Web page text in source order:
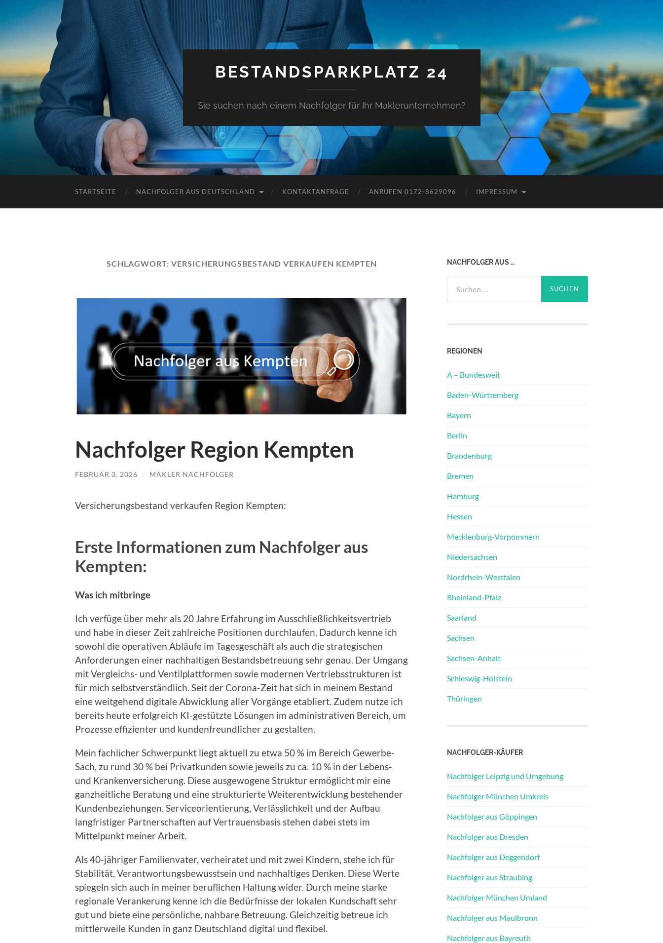
BESTANDSPARKPLATZ 24
Sie suchen nach einem Nachfolger für Ihr Maklerunternehmen?
STARTSEITE NACHFOLGER AUS DEUTSCHLAND KONTAKTANFRAGE ANRUFEN 0172-8629096 IMPRESSUM
SCHLAGWORT: VERSICHERUNGSBESTAND VERKAUFEN KEMPTEN
Nachfolger Region Kempten
FEBRUAR 3, 2026 / MAKLER NACHFOLGER
Versicherungsbestand verkaufen Region Kempten:
Erste Informationen zum Nachfolger aus
Kempten:
Was ich mitbringe
Ich verfüge über mehr als 20 Jahre Erfahrung im Ausschließlichkeitsvertrieb
und habe in dieser Zeit zahlreiche Positionen durchlaufen. Dadurch kenne ich
sowohl die operativen Abläufe im Tagesgeschäft als auch die strategischen
Anforderungen einer nachhaltigen Bestandsbetreuung sehr genau. Der Umgang
mit Vergleichs- und Ventilplattformen sowie modernen Vertriebsstrukturen ist
für mich selbstverständlich. Seit der Corona-Zeit hat sich in meinem Bestand
eine weitgehend digitale Abwicklung aller Vorgänge etabliert. Zudem nutze ich
bereits heute erfolgreich KI-gestützte Lösungen im administrativen Bereich, um
Prozesse effizienter und kundenfreundlicher zu gestalten.
Mein fachlicher Schwerpunkt liegt aktuell zu etwa 50 % im Bereich Gewerbe-
Sach, zu rund 30 % bei Privatkunden sowie jeweils zu ca. 10 % in der Lebens-
und Krankenversicherung. Diese ausgewogene Struktur ermöglicht mir eine
ganzheitliche Beratung und eine strukturierte Weiterentwicklung bestehender
Kundenbeziehungen. Serviceorientierung, Verlässlichkeit und der Aufbau
langfristiger Partnerschaften auf Vertrauensbasis stehen dabei stets im
Mittelpunkt meiner Arbeit.
Als 40-jähriger Familienvater, verheiratet und mit zwei Kindern, stehe ich für
Stabilität, Verantwortungsbewusstsein und nachhaltiges Denken. Diese Werte
spiegeln sich auch in meiner beruflichen Haltung wider. Durch meine starke
regionale Verankerung kenne ich die Bedürfnisse der lokalen Kundschaft sehr
gut und biete eine persönliche, nahbare Betreuung. Gleichzeitig betreue ich
mittlerweile Kunden in ganz Deutschland digital und flexibel.
NACHFOLGER AUS …
nach:
REGIONEN
A – Bundesweit
Baden-Württemberg
Bayern
Berlin
Brandenburg
Bremen
Hamburg
Hessen
Mecklenburg-Vorpommern
Niedersachsen
Nordrhein-Westfalen
Rheinland-Pfalz
Saarland
Sachsen
Sachsen-Anhalt
Schleswig-Holstein
Thüringen
NACHFOLGER-KÄUFER
Nachfolger Leipzig und Umgebung
Nachfolger München Umkreis
Nachfolger aus Göppingen
Nachfolger aus Dresden
Nachfolger aus Deggendorf
Nachfolger aus Straubing
Nachfolger München Umland
Nachfolger aus Maulbronn
Nachfolger aus Bayreuth